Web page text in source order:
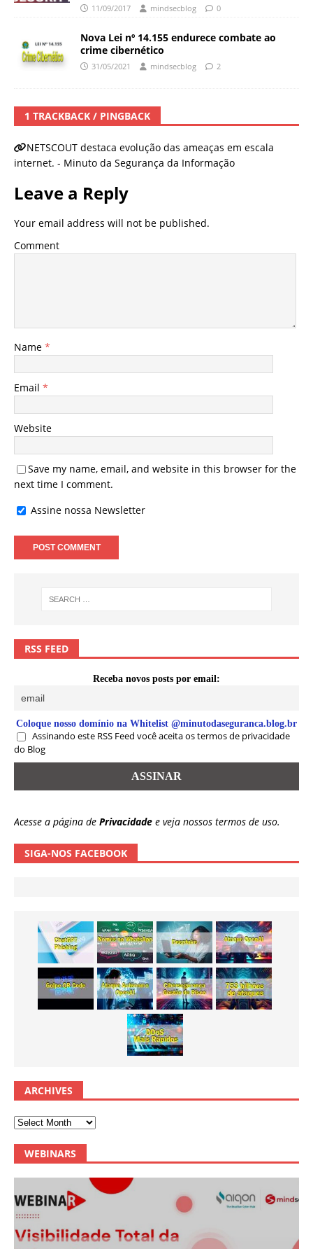
11/09/2017 mindsecblog 0
Nova Lei nº 14.155 endurece combate ao
crime cibernético
31/05/2021 mindsecblog 2
1 TRACKBACK / PINGBACK
NETSCOUT destaca evolução das ameaças em escala
internet. - Minuto da Segurança da Informação
Leave a Reply
Your email address will not be published.
Comment
Name *
Email *
Website
Save my name, email, and website in this browser for the
next time I comment.
Assine nossa Newsletter
RSS FEED
Receba novos posts por email:
Coloque nosso domínio na Whitelist @minutodaseguranca.blog.br
Assinando este RSS Feed você aceita os termos de privacidade
do Blog
Acesse a página de Privacidade e veja nossos termos de uso.
SIGA-NOS FACEBOOK
ARCHIVES
WEBINARS